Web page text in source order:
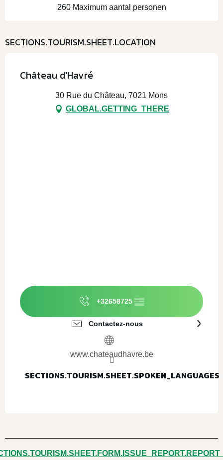
260 Maximum aantal personen
SECTIONS.TOURISM.SHEET.LOCATION
Château d'Havré
30 Rue du Château, 7021 Mons
GLOBAL.GETTING_THERE
+32658725 ▒▒
Contactez-nous
www.chateaudhavre.be
SECTIONS.TOURISM.SHEET.SPOKEN_LANGUAGES
SECTIONS.TOURISM.SHEET.SPOKEN_LANGUAGES